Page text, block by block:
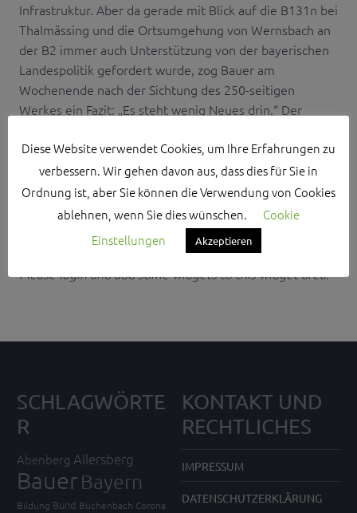
Infrastruktur. Aber da gerade mit Blick auf die B131n bei
Thalmässing und die Ortsumgehung von Wernsbach an
der B2 immer auch Unterstützung von der bayerischen
Landespolitik gefordert wurde, zog Bauer am
Wochenende nach der Sichtung des 250-seitigen
Werkes ein Fazit: „Es steht wenig Neues drin.“ Der
Search Sidebar Widget Area
Please login and add some widgets to this widget area.
SCHLAGWÖRTE
R
Abenberg Allersberg
Bauer Bayern
Bildung Bund Büchenbach Corona
KONTAKT UND
RECHTLICHES
IMPRESSUM
DATENSCHUTZERKLÄRUNG
Diese Website verwendet Cookies, um Ihre Erfahrungen zu
verbessern. Wir gehen davon aus, dass dies für Sie in
Ordnung ist, aber Sie können die Verwendung von Cookies
ablehnen, wenn Sie dies wünschen.
Cookie
Einstellungen
Akzeptieren